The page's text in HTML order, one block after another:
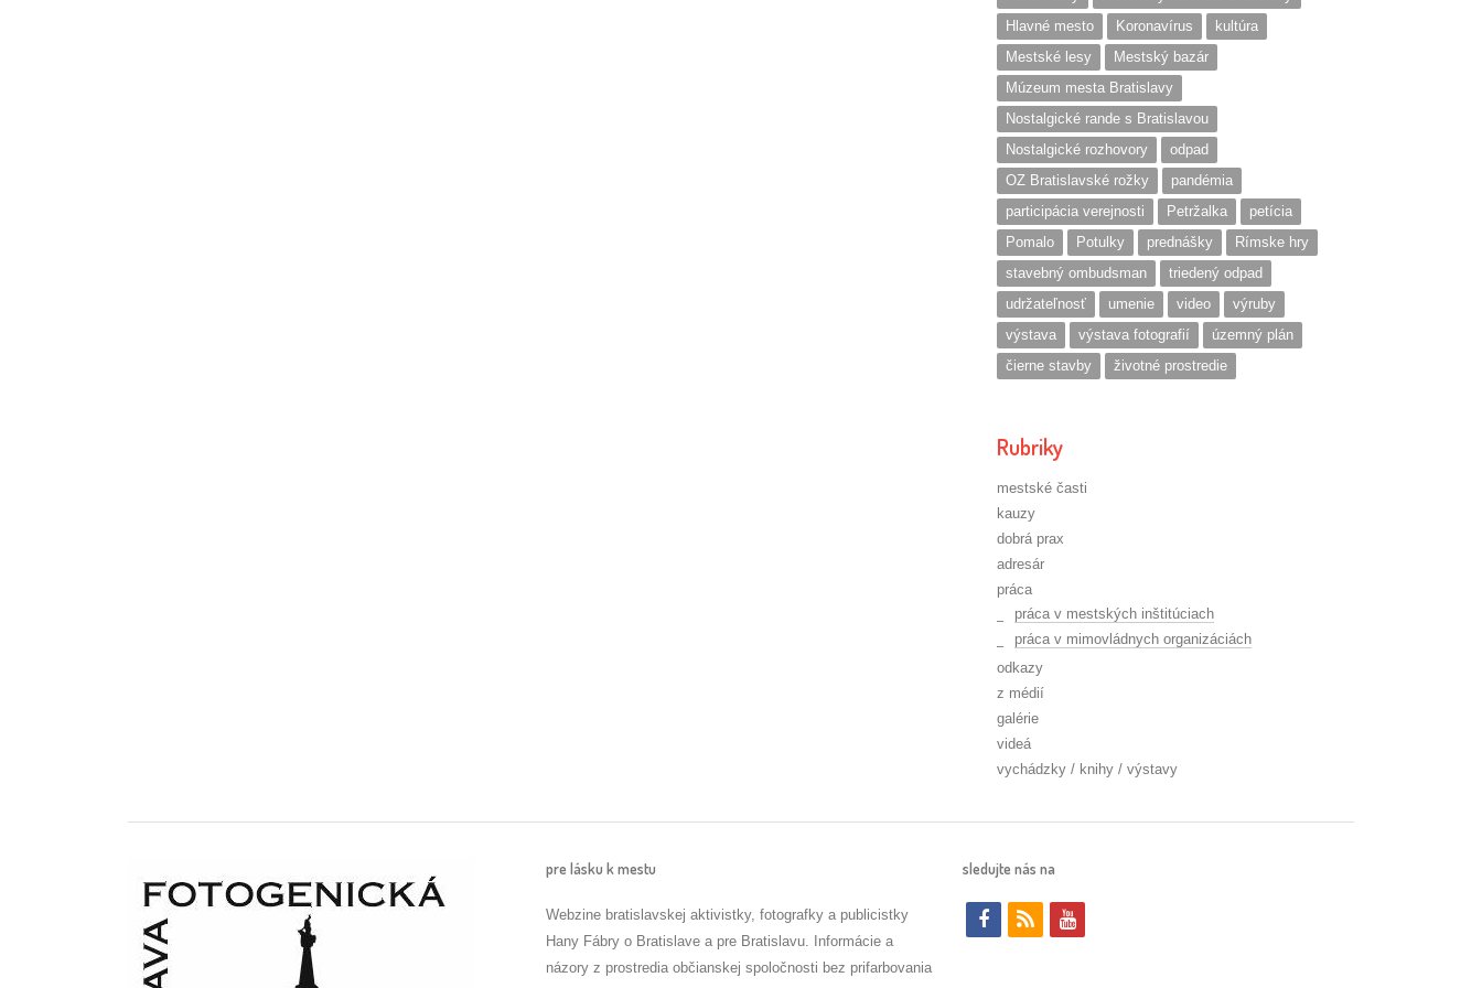
Hlavné mesto
Koronavírus
kultúra
Mestské lesy
Mestský bazár
Múzeum mesta Bratislavy
Nostalgické rande s Bratislavou
Nostalgické rozhovory
odpad
OZ Bratislavské rožky
pandémia
participácia verejnosti
Petržalka
petícia
Pomalo
Potulky prednášky
Rímske hry
stavebný ombudsman
triedený odpad
udržateľnosť
umenie video
výruby
výstava
výstava fotografií
územný plán
čierne stavby
životné prostredie
Rubriky
mestské časti
kauzy
dobrá prax
adresár
práca
práca v mestských inštitúciach
práca v mimovládnych organizáciách
odkazy
z médií
galérie
videá
vychádzky / knihy / výstavy
pre lásku k mestu
Webzine bratislavskej aktivistky, fotografky a publicistky
Hany Fábry o Bratislave a pre Bratislavu. Informácie a
názory z prostredia občianskej spoločnosti bez prifarbovania
sledujte nás na
f
r
y